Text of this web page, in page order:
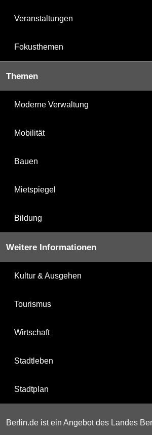
Veranstaltungen
Fokusthemen
Themen
Moderne Verwaltung
Mobilität
Bauen
Mietspiegel
Bildung
Weitere Informationen
Kultur & Ausgehen
Tourismus
Wirtschaft
Stadtleben
Stadtplan
Berlin.de ist ein Angebot des Landes